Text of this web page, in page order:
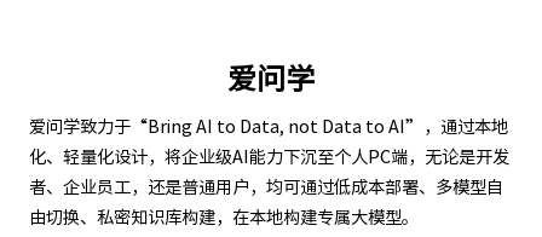
爱问学
爱问学致力于“Bring AI to Data, not Data to AI”，通过本地
化、轻量化设计，将企业级AI能力下沉至个人PC端，无论是开发
者、企业员工，还是普通用户，均可通过低成本部署、多模型自
由切换、私密知识库构建，在本地构建专属大模型。